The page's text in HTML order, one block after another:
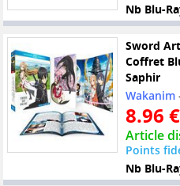
Nb Blu-
Sword
Coffret
Saphir
Wakanim
8.96 €
Article
Points
Nb Blu-